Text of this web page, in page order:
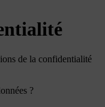
de la confidentialité
?